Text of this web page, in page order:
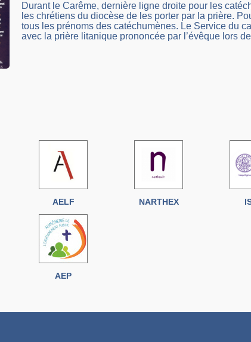
Durant le Carême, dernière ligne droite pour les
les chrétiens du diocèse de les porter par la prière.
tous les prénoms des catéchumènes. Le Service du
avec la prière litanique prononcée par l’évêque lors
AELF NARTHEX
AEP